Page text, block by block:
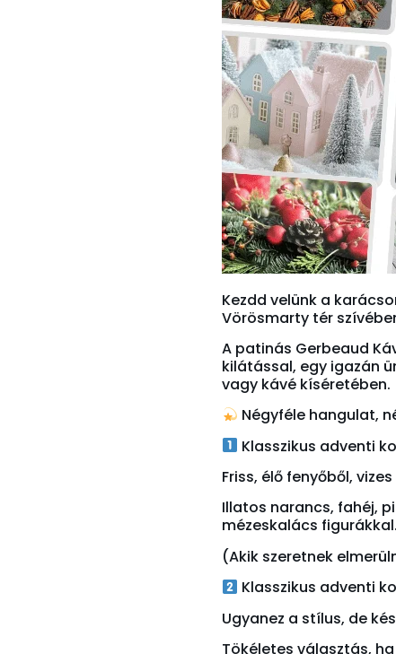
Kezdd velünk a
Vörösmarty tér
A patinás Gerbeaud
kilátással, egy igazán
vagy kávé kíséretében.
Négyféle hangulat,
Klasszikus adventi
Friss, élő fenyőből,
Illatos narancs, fahéj,
mézeskalács figurákkal.
(Akik szeretnek
Klasszikus adventi
Ugyanez a stílus, de
Tökéletes választás,